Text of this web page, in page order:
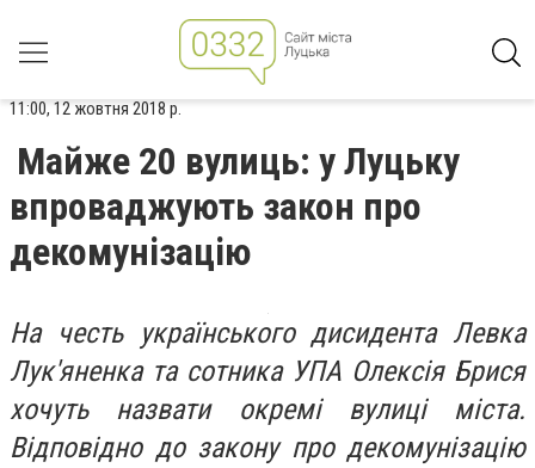
11:00, 12 жовтня 2018 р.
Майже 20 вулиць: у Луцьку
впроваджують закон про
декомунізацію
На честь українського дисидента Левка
Лук'яненка та сотника УПА Олексія Брися
хочуть назвати окремі вулиці міста.
Відповідно до закону про декомунізацію